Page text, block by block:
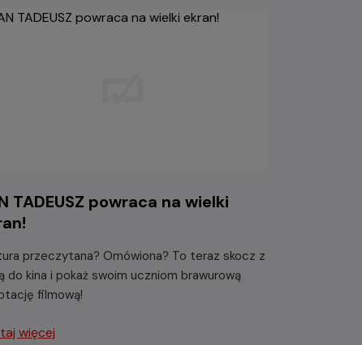
TADEUSZ powraca na wielki
przeczytana? Omówiona? To teraz skocz z
do kina i pokaż swoim uczniom brawurową
filmową!
więcej